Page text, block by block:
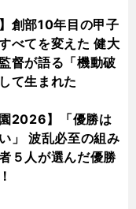
】創部10年目の甲子
べてを変えた 健大
督が語る「機動破
て生まれた
園2026】「優勝は
」 波乱必至の組み
５人が選んだ優勝